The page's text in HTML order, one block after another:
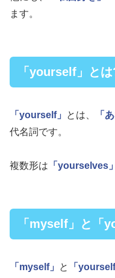
ます。
「yourself」とは
「yourself」 とは、 「
代名詞です。
複数形は 「yourselves」
「myself」と「
「myself」 と 「yourself